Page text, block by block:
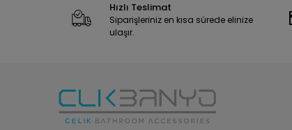
Hızlı Teslimat
Siparişleriniz en kısa sürede elinize
ulaşır.